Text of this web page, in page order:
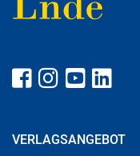
VERLAGSANGEBOT